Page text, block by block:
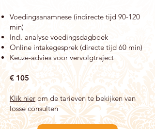
Voedingsanamnese (indirecte tijd 90-120
min)
Incl. analyse voedingsdagboek
Online intakegesprek (directe tijd 60 min)
Keuze-advies voor vervolgtraject
€ 105
Klik hierom de tarieven te bekijken van
losseconsulten